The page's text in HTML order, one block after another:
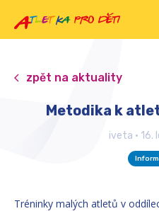
zpět na aktuality
Metodika k
iveta • 16.
Tréninky malých atletů v